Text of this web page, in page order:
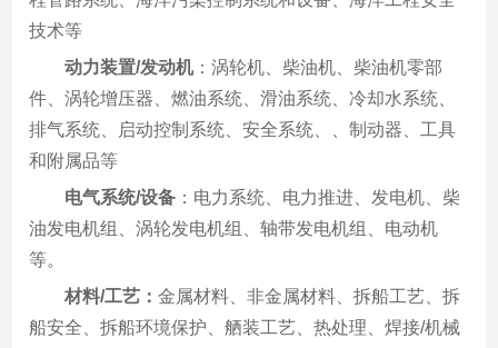
技术等
动力装置/发动机：涡轮机、柴油机、柴油机零部
件、涡轮增压器、燃油系统、滑油系统、冷却水系统、
排气系统、启动控制系统、安全系统、、制动器、工具
和附属品等
电气系统/设备 ：电力系统、电力推进、发电机、柴
油发电机组、涡轮发电机组、轴带发电机组、电动机
等。
材料/工艺：金属材料、非金属材料、拆船工艺、拆
船安全、拆船环境保护、舾装工艺、热处理、焊接/机械